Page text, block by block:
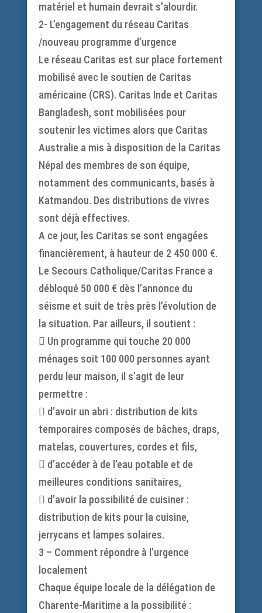
matériel et humain devrait s’alourdir.
2- L’engagement du réseau Caritas
/nouveau programme d’urgence
Le réseau Caritas est sur place fortement
mobilisé avec le soutien de Caritas
américaine (CRS). Caritas Inde et Caritas
Bangladesh, sont mobilisées pour
soutenir les victimes alors que Caritas
Australie a mis à disposition de la Caritas
Népal des membres de son équipe,
notamment des communicants, basés à
Katmandou. Des distributions de vivres
sont déjà effectives.
A ce jour, les Caritas se sont engagées
financièrement, à hauteur de 2 450 000 €.
Le Secours Catholique/Caritas France a
débloqué 50 000 € dès l’annonce du
séisme et suit de très près l’évolution de
la situation. Par ailleurs, il soutient :
 Un programme qui touche 20 000
ménages soit 100 000 personnes ayant
perdu leur maison, il s’agit de leur
permettre :
 d’avoir un abri : distribution de kits
temporaires composés de bâches, draps,
matelas, couvertures, cordes et fils,
 d’accéder à de l’eau potable et de
meilleures conditions sanitaires,
 d’avoir la possibilité de cuisiner :
distribution de kits pour la cuisine,
jerrycans et lampes solaires.
3 – Comment répondre à l’urgence
localement
Chaque équipe locale de la délégation de
Charente-Maritime a la possibilité :